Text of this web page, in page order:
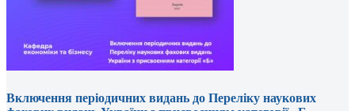
Включення періодичних видань до Переліку наукових